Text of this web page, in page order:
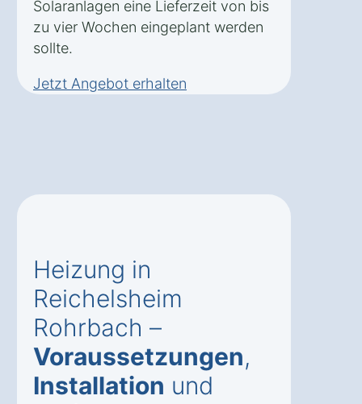
Solaranlagen eine Lieferzeit von bis
zu vier Wochen eingeplant werden
sollte.
Jetzt Angebot erhalten
Heizung in
Reichelsheim
Rohrbach –
Voraussetzungen,
Installation und